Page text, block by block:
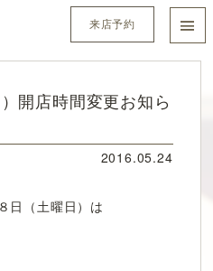
来店予約
開店時間変更お知ら
2016.05.24
日（土曜日）は